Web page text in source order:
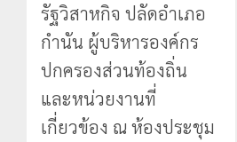
รัฐวิสาหกิจ ปลัดอำเภอ
กำนัน ผู้บริหารองค์กร
ปกครองส่วนท้องถิ่น
และหน่วยงานที่
เกี่ยวข้อง ณ ห้องประชุม